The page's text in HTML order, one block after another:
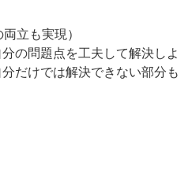
立も実現）
の問題点を工夫して解決しよ
だけでは解決できない部分も